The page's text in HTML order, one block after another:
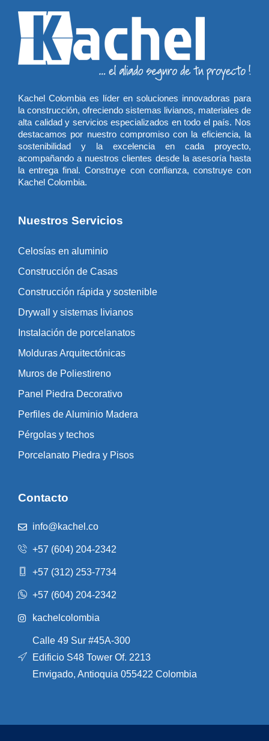
Kachel Colombia es líder en soluciones innovadoras para
la construcción, ofreciendo sistemas livianos, materiales de
alta calidad y servicios especializados en todo el país. Nos
destacamos por nuestro compromiso con la eficiencia, la
sostenibilidad y la excelencia en cada proyecto,
acompañando a nuestros clientes desde la asesoría hasta
la entrega final. Construye con confianza, construye con
Kachel Colombia.
Nuestros Servicios
Celosías en aluminio
Construcción de Casas
Construcción rápida y sostenible
Drywall y sistemas livianos
Instalación de porcelanatos
Molduras Arquitectónicas
Muros de Poliestireno
Panel Piedra Decorativo
Perfiles de Aluminio Madera
Pérgolas y techos
Porcelanato Piedra y Pisos
Contacto
info@kachel.co
+57 (604) 204-2342
+57 (312) 253-7734
+57 (604) 204-2342
kachelcolombia
Calle 49 Sur #45A-300
Edificio S48 Tower Of. 2213
Envigado, Antioquia 055422 Colombia